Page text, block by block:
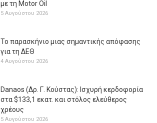
με τη Μotor Oil
5 Αυγούστου 2026
Το παρασκήνιο μιας σημαντικής απόφασης
για τη ΔΕΘ
4 Αυγούστου 2026
Danaos (Δρ. Γ. Κούστας): Ισχυρή κερδοφορία
στα $133,1 εκατ. και στόλος ελεύθερος
χρέους
5 Αυγούστου 2026